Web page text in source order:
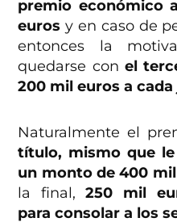
premio económico
euros y en caso de
entonces la
quedarse con el
200 mil euros a
Naturalmente el
título, mismo que
un monto de 400
la final, 250 mil
para consolar a los